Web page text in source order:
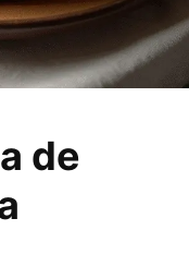
de